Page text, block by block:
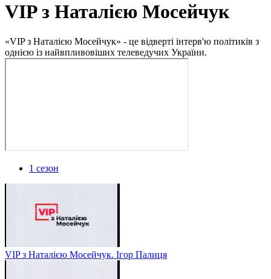
VIP з Наталією Мосейчук
«VIP з Наталією Мосейчук» - це відверті інтерв'ю політиків з
однією із найвпливовіших телеведучих України.
1 сезон
VIP з Наталією Мосейчук. Ігор Палиця